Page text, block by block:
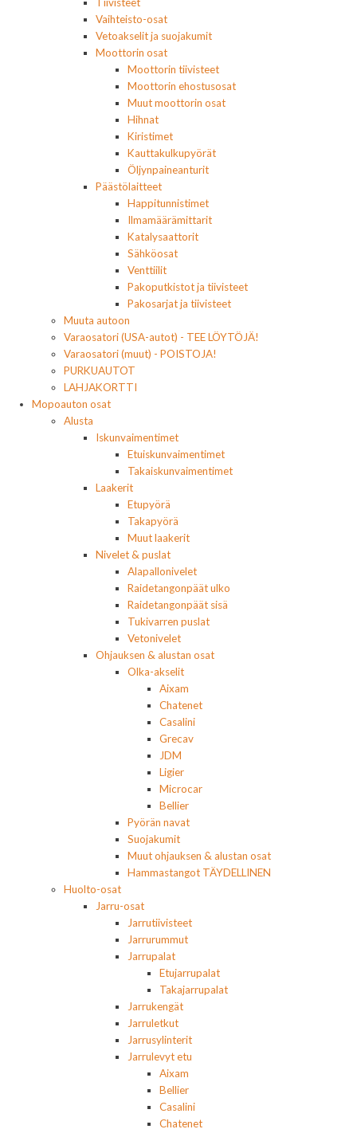
Vaihteisto-osat
Vetoakselit ja suojakumit
Moottorin osat
Moottorin tiivisteet
Moottorin ehostusosat
Muut moottorin osat
Hihnat
Kiristimet
Kauttakulkupyörät
Öljynpaineanturit
Päästölaitteet
Happitunnistimet
Ilmamäärämittarit
Katalysaattorit
Sähköosat
Venttiilit
Pakoputkistot ja tiivisteet
Pakosarjat ja tiivisteet
Muuta autoon
Varaosatori (USA-autot) - TEE LÖYTÖJÄ!
Varaosatori (muut) - POISTOJA!
PURKUAUTOT
LAHJAKORTTI
Mopoauton osat
Alusta
Iskunvaimentimet
Etuiskunvaimentimet
Takaiskunvaimentimet
Laakerit
Etupyörä
Takapyörä
Muut laakerit
Nivelet & puslat
Alapallonivelet
Raidetangonpäät ulko
Raidetangonpäät sisä
Tukivarren puslat
Vetonivelet
Ohjauksen & alustan osat
Olka-akselit
Aixam
Chatenet
Casalini
Grecav
JDM
Ligier
Microcar
Bellier
Pyörän navat
Suojakumit
Muut ohjauksen & alustan osat
Hammastangot TÄYDELLINEN
Huolto-osat
Jarru-osat
Jarrutiivisteet
Jarrurummut
Jarrupalat
Etujarrupalat
Takajarrupalat
Jarrukengät
Jarruletkut
Jarrusylinterit
Jarrulevyt etu
Aixam
Bellier
Casalini
Chatenet